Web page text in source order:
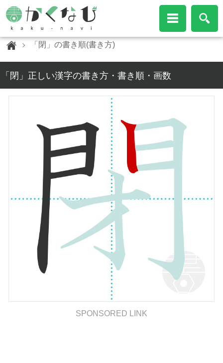
「閉」の書き順(書き方)
「閉」正しい漢字の書き方・書き順・画数
SPONSORED LINK